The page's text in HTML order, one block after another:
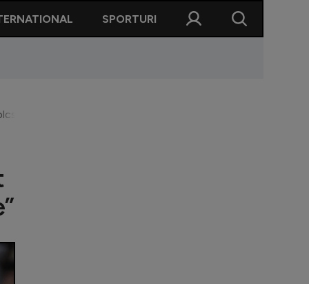
SPORTURI
Kovacs a luat ce e mai prost de la fratele lui!” / ”Vor fi tot